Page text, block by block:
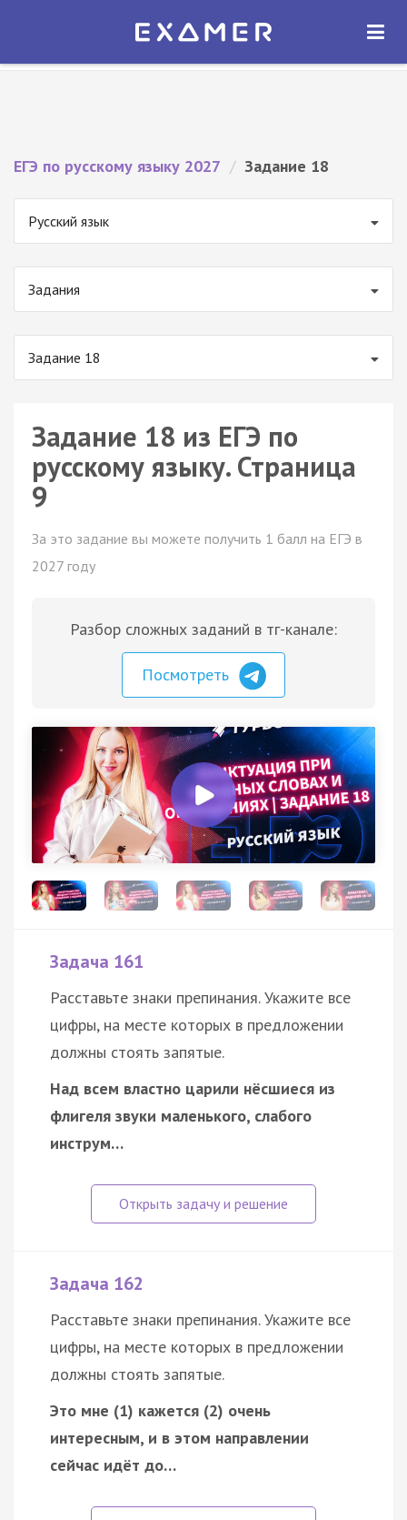
Экзамер — ЕГЭ 2027
ОТКРЫТЬ
ЕГЭ по русскому языку 2027 / Задание 18
Русский язык
Задания
Задание 18
Задание 18 из ЕГЭ по
русскому языку. Страница
9
За это задание вы можете получить 1 балл на ЕГЭ в
2027 году
Разбор сложных заданий в тг-канале:
Посмотреть
Задача 161
Расставьте знаки препинания. Укажите все
цифры, на месте которых в предложении
должны стоять запятые.
Над всем властно царили нёсшиеся из
флигеля звуки маленького, слабого
инструм…
Задача 162
Расставьте знаки препинания. Укажите все
цифры, на месте которых в предложении
должны стоять запятые.
Это мне (1) кажется (2) очень
интересным, и в этом направлении
сейчас идёт до…